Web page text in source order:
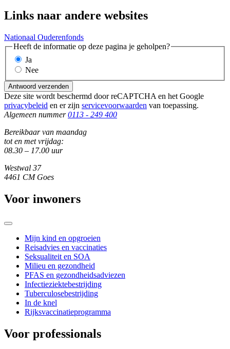
Links naar andere websites
Nationaal Ouderenfonds
Heeft de informatie op deze pagina je geholpen?
Ja
Nee
Antwoord verzenden
Deze site wordt beschermd door reCAPTCHA en het Google
privacybeleid en er zijn servicevoorwaarden van toepassing.
Algemeen nummer 0113 - 249 400
Bereikbaar van maandag
tot en met vrijdag:
08.30 – 17.00 uur
Westwal 37
4461 CM Goes
Voor inwoners
Mijn kind en opgroeien
Reisadvies en vaccinaties
Seksualiteit en SOA
Milieu en gezondheid
PFAS en gezondheidsadviezen
Infectieziektebestrijding
Tuberculosebestrijding
In de knel
Rijksvaccinatieprogramma
Voor professionals